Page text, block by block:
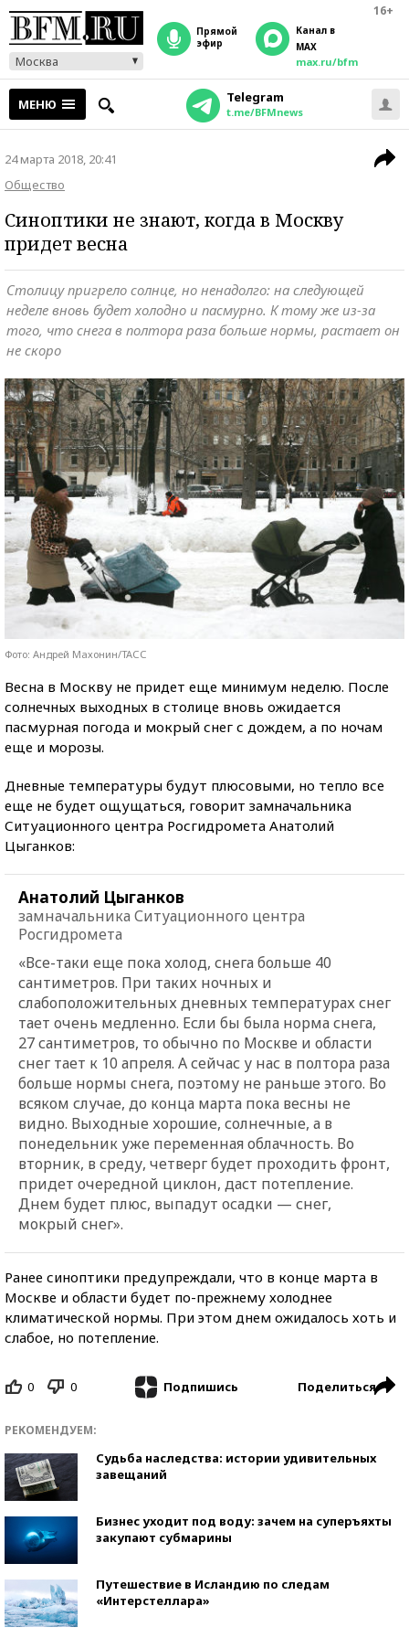
16+
Москва
прямой
эфир
Канал в
MAX
max.ru/bfm
МЕНЮ Telegram
t.me/BFMnews
24 марта 2018, 20:41
Общество
Синоптики не знают, когда в Москву
придет весна
Столицу пригрело солнце, но ненадолго: на следующей
неделе вновь будет холодно и пасмурно. К тому же из-за
того, что снега в полтора раза больше нормы, растает он
не скоро
Фото: Андрей Махонин/ТАСС
Весна в Москву не придет еще минимум неделю. После
солнечных выходных в столице вновь ожидается
пасмурная погода и мокрый снег с дождем, а по ночам
еще и морозы.
Дневные температуры будут плюсовыми, но тепло все
еще не будет ощущаться, говорит замначальника
Ситуационного центра Росгидромета Анатолий
Цыганков:
Анатолий Цыганков
замначальника Ситуационного центра
Росгидромета
«Все-таки еще пока холод, снега больше 40
сантиметров. При таких ночных и
слабоположительных дневных температурах снег
тает очень медленно. Если бы была норма снега,
27 сантиметров, то обычно по Москве и области
снег тает к 10 апреля. А сейчас у нас в полтора раза
больше нормы снега, поэтому не раньше этого. Во
всяком случае, до конца марта пока весны не
видно. Выходные хорошие, солнечные, а в
понедельник уже переменная облачность. Во
вторник, в среду, четверг будет проходить фронт,
придет очередной циклон, даст потепление.
Днем будет плюс, выпадут осадки — снег,
мокрый снег».
Ранее синоптики предупреждали, что в конце марта в
Москве и области будет по-прежнему холоднее
климатической нормы. При этом днем ожидалось хоть и
слабое, но потепление.
0 0 Подпишись Поделиться
РЕКОМЕНДУЕМ:
Судьба наследства: истории удивительных
завещаний
Бизнес уходит под воду: зачем на суперъяхты
закупают субмарины
Путешествие в Исландию по следам
«Интерстеллара»